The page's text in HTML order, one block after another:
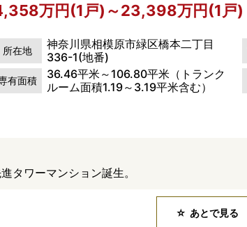
万円(1戸)～23,398万円(1戸)
所在地
神奈川県相模原市緑区橋本二丁目
336-1(地番)
有面積
36.46平米～106.80平米（トランク
ルーム面積1.19～3.19平米含む）
タワーマンション誕生。
あとで見る